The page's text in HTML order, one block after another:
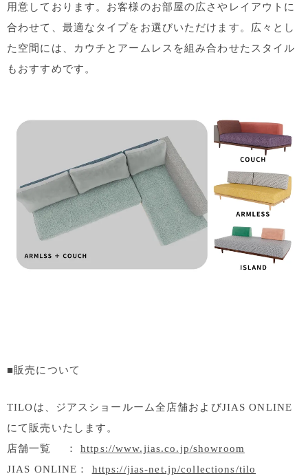
用意しております。お客様のお部屋の広さやレイアウトに
合わせて、最適なタイプをお選びいただけます。広々とし
た空間には、カウチとアームレスを組み合わせたスタイル
もおすすめです。
■販売について
TILOは、ジアスショールーム全店舗およびJIAS ONLINE
にて販売いたします。
店舗一覧 ：
https://www.jias.co.jp/showroom
JIAS ONLINE：
https://jias-net.jp/collections/tilo